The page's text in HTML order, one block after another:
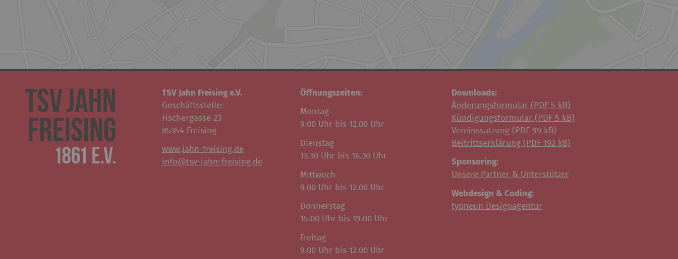
TSV Jahn Freising e.V.
Geschäftsstelle:
Fischergasse 23
85354 Freising
www.jahn-freising.de
info@tsv-jahn-freising.de
Öffnungszeiten:
Montag
9.00 Uhr bis 12.00 Uhr
Dienstag
13.30 Uhr bis 16.30 Uhr
Mittwoch
9.00 Uhr bis 12.00 Uhr
Donnerstag
15.00 Uhr bis 19.00 Uhr
Freitag
9.00 Uhr bis 12.00 Uhr
Downloads:
Änderungsformular ( PDF 5 kB)
Kündigungsformular ( PDF 5 kB)
Vereinssatzung ( PDF 99 kB)
Beitrittserklärung ( PDF 192 kB)
Sponsoring:
Unsere Partner & Unterstützer
Webdesign & Coding:
typneun Designagentur